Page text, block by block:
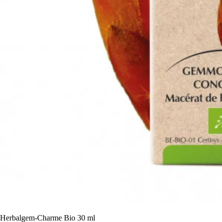
Herbalgem-Charme Bio 30 ml